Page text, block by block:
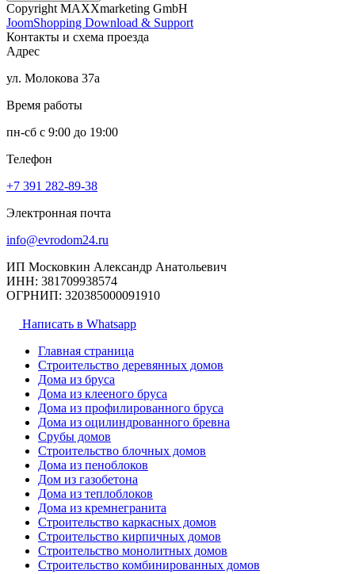
Copyright MAXXmarketing GmbH
JoomShopping Download & Support
Контакты и схема проезда
Адрес
ул. Молокова 37а
Время работы
пн-сб с 9:00 до 19:00
Телефон
+7 391 282-89-38
Электронная почта
info@evrodom24.ru
ИП Московкин Александр Анатольевич
ИНН: 381709938574
ОГРНИП: 320385000091910
Написать в Whatsapp
Главная страница
Строительство деревянных домов
Дома из бруса
Дома из клееного бруса
Дома из профилированного бруса
Дома из оцилиндрованного бревна
Срубы домов
Строительство блочных домов
Дома из пеноблоков
Дом из газобетона
Дома из теплоблоков
Дома из кремнегранита
Строительство каркасных домов
Строительство кирпичных домов
Строительство монолитных домов
Строительство комбинированных домов